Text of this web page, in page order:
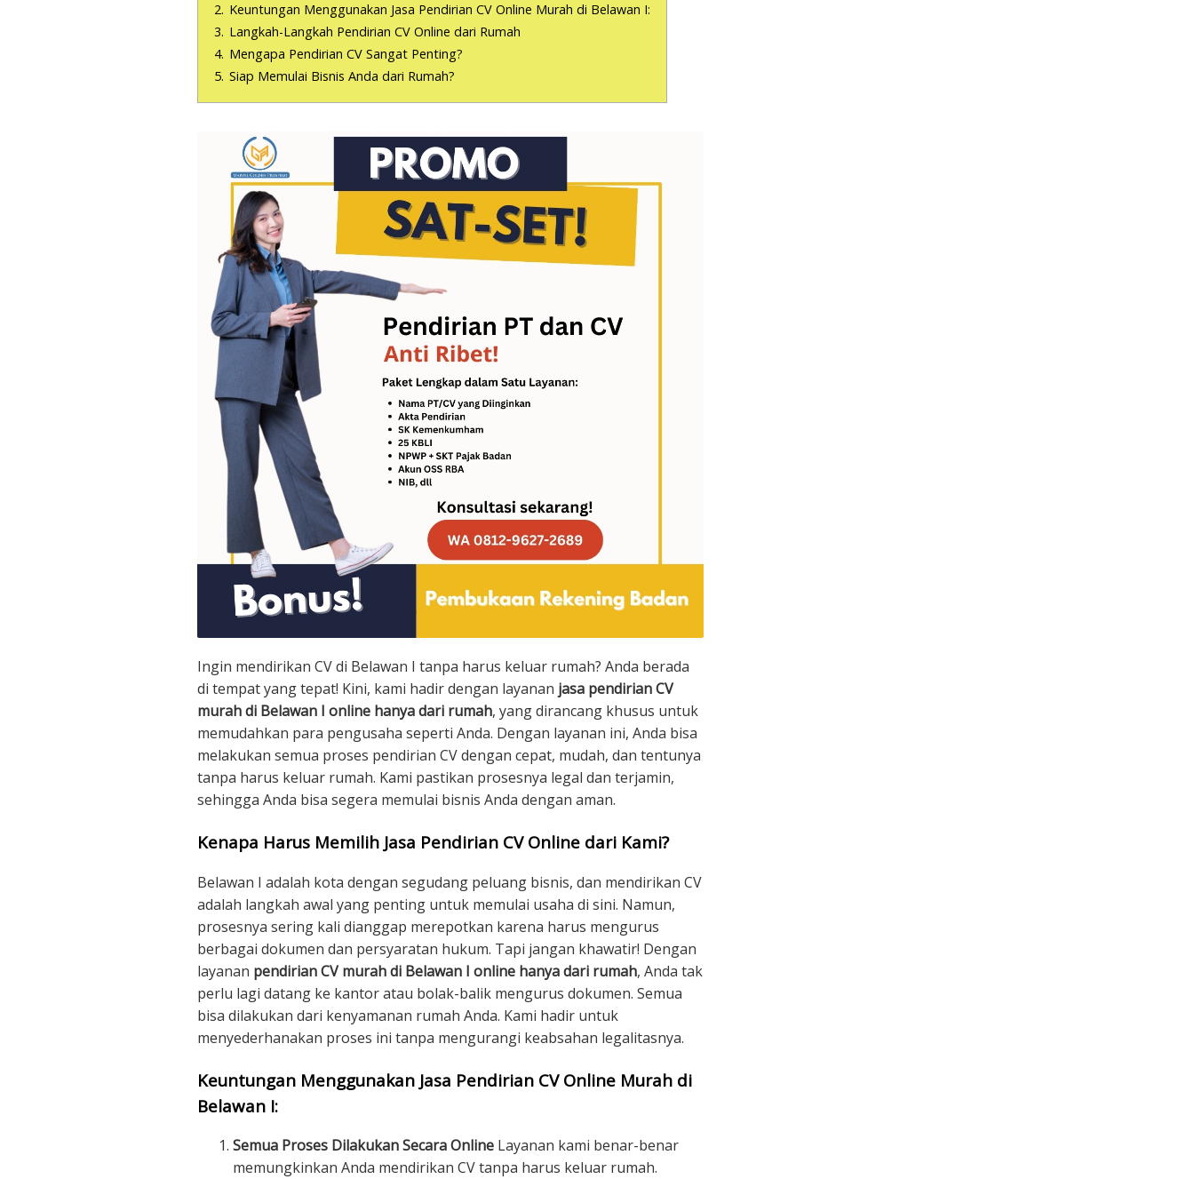
2. Keuntungan Menggunakan Jasa Pendirian CV Online Murah di Belawan I:
3. Langkah-Langkah Pendirian CV Online dari Rumah
4. Mengapa Pendirian CV Sangat Penting?
5. Siap Memulai Bisnis Anda dari Rumah?
Ingin mendirikan CV di Belawan I tanpa harus keluar rumah? Anda berada
di tempat yang tepat! Kini, kami hadir dengan layanan jasa pendirian CV
murah di Belawan I online hanya dari rumah, yang dirancang khusus untuk
memudahkan para pengusaha seperti Anda. Dengan layanan ini, Anda bisa
melakukan semua proses pendirian CV dengan cepat, mudah, dan tentunya
tanpa harus keluar rumah. Kami pastikan prosesnya legal dan terjamin,
sehingga Anda bisa segera memulai bisnis Anda dengan aman.
Kenapa Harus Memilih Jasa Pendirian CV Online dari Kami?
Belawan I adalah kota dengan segudang peluang bisnis, dan mendirikan CV
adalah langkah awal yang penting untuk memulai usaha di sini. Namun,
prosesnya sering kali dianggap merepotkan karena harus mengurus
berbagai dokumen dan persyaratan hukum. Tapi jangan khawatir! Dengan
layanan pendirian CV murah di Belawan I online hanya dari rumah, Anda tak
perlu lagi datang ke kantor atau bolak-balik mengurus dokumen. Semua
bisa dilakukan dari kenyamanan rumah Anda. Kami hadir untuk
menyederhanakan proses ini tanpa mengurangi keabsahan legalitasnya.
Keuntungan Menggunakan Jasa Pendirian CV Online Murah di
Belawan I:
Semua Proses Dilakukan Secara Online Layanan kami benar-benar
memungkinkan Anda mendirikan CV tanpa harus keluar rumah.